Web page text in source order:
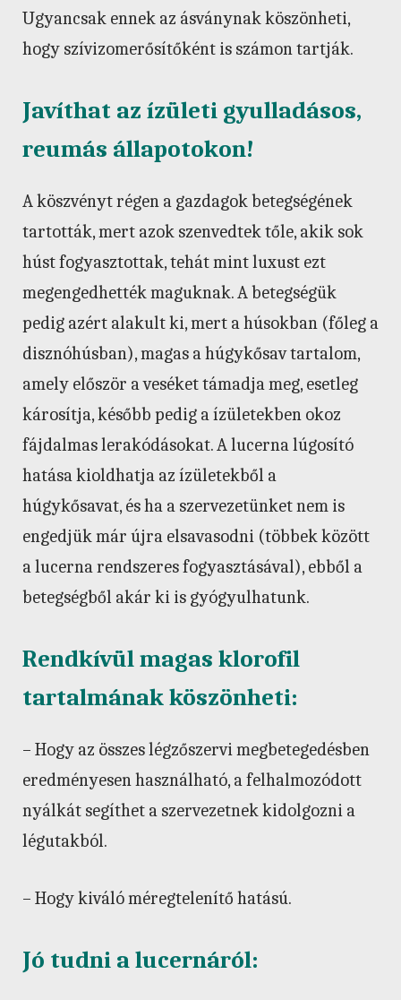
Ugyancsak ennek az ásványnak köszönheti,
hogy szívizomerősítőként is számon tartják.
Javíthat az ízületi gyulladásos,
reumás állapotokon!
A köszvényt régen a gazdagok betegségének
tartották, mert azok szenvedtek tőle, akik sok
húst fogyasztottak, tehát mint luxust ezt
megengedhették maguknak. A betegségük
pedig azért alakult ki, mert a húsokban (főleg a
disznóhúsban), magas a húgykősav tartalom,
amely először a veséket támadja meg, esetleg
károsítja, később pedig a ízületekben okoz
fájdalmas lerakódásokat. A lucerna lúgosító
hatása kioldhatja az ízületekből a
húgykősavat, és ha a szervezetünket nem is
engedjük már újra elsavasodni (többek között
a lucerna rendszeres fogyasztásával), ebből a
betegségből akár ki is gyógyulhatunk.
Rendkívül magas klorofil
tartalmának köszönheti:
– Hogy az összes légzőszervi megbetegedésben
eredményesen használható, a felhalmozódott
nyálkát segíthet a szervezetnek kidolgozni a
légutakból.
– Hogy kiváló méregtelenítő hatású.
Jó tudni a lucernáról: